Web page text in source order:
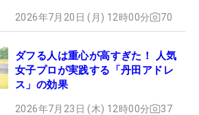
2026年7月20日 (月) 12時00分 70
ダフる人は重心が高すぎた！ 人気
女子プロが実践する「丹田アドレ
ス」の効果
2026年7月23日 (木) 12時00分 37